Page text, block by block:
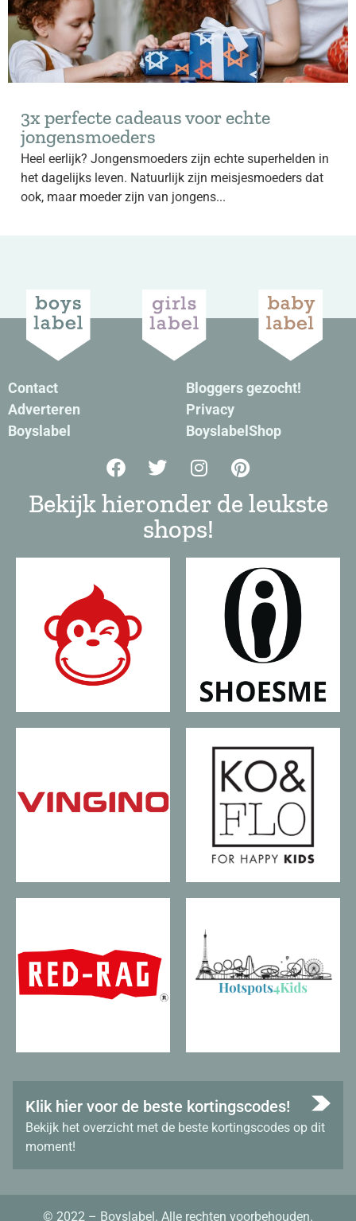
3x perfecte cadeaus voor echte
jongensmoeders
Heel eerlijk? Jongensmoeders zijn echte superhelden in
het dagelijks leven. Natuurlijk zijn meisjesmoeders dat
ook, maar moeder zijn van jongens...
Contact
Adverteren
Boyslabel
Bloggers gezocht!
Privacy
BoyslabelShop
Bekijk hieronder de leukste
shops!
Klik hier voor de beste kortingscodes!
Bekijk het overzicht met de beste kortingscodes op dit
moment!
© 2022 – Boyslabel. Alle rechten voorbehouden.